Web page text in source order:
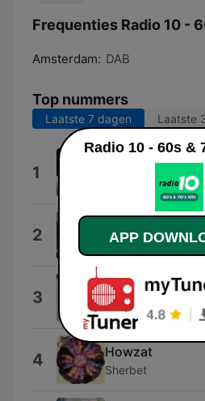
Frequenties Radio 10 -
Amsterdam: DAB
Top nummers
Laatste 7 dagen Laatste
1 Muziek voor
Muziek voor baby's
2 Lynsey De Paul
3 Build Me Up
The Foundations
4 Howzat
Sherbet
APP